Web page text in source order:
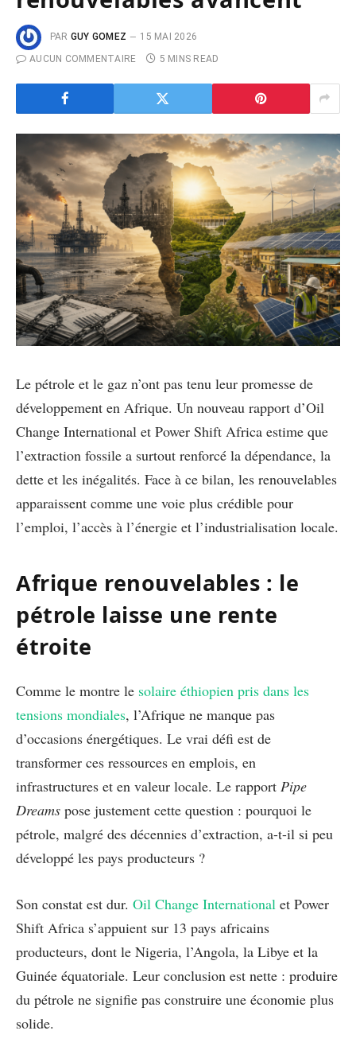
PAR GUY GOMEZ
15 MAI 2026
AUCUN COMMENTAIRE
5 MINS READ
Le pétrole et le gaz n’ont pas tenu leur promesse de
développement en Afrique. Un nouveau rapport d’Oil
Change International et Power Shift Africa estime que
l’extraction fossile a surtout renforcé la dépendance, la
dette et les inégalités. Face à ce bilan, les renouvelables
apparaissent comme une voie plus crédible pour
l’emploi, l’accès à l’énergie et l’industrialisation locale.
Afrique renouvelables : le
pétrole laisse une rente
étroite
Comme le montre le solaire éthiopien pris dans les
tensions mondiales, l’Afrique ne manque pas
d’occasions énergétiques. Le vrai défi est de
transformer ces ressources en emplois, en
infrastructures et en valeur locale. Le rapport Pipe
Dreams pose justement cette question : pourquoi le
pétrole, malgré des décennies d’extraction, a-t-il si peu
développé les pays producteurs ?
Son constat est dur. Oil Change International et Power
Shift Africa s’appuient sur 13 pays africains
producteurs, dont le Nigeria, l’Angola, la Libye et la
Guinée équatoriale. Leur conclusion est nette : produire
du pétrole ne signifie pas construire une économie plus
solide.